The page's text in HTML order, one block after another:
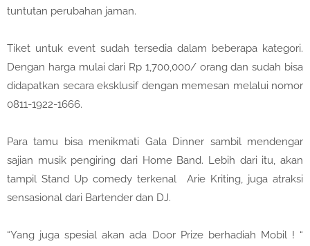
tuntutan perubahan jaman.
Tiket untuk event sudah tersedia dalam beberapa kategori.
Dengan harga mulai dari Rp 1,700,000/ orang dan sudah bisa
didapatkan secara eksklusif dengan memesan melalui nomor
0811-1922-1666.
Para tamu bisa menikmati Gala Dinner sambil mendengar
sajian musik pengiring dari Home Band. Lebih dari itu, akan
tampil Stand Up comedy terkenal Arie Kriting, juga atraksi
sensasional dari Bartender dan DJ.
“Yang juga spesial akan ada Door Prize berhadiah Mobil ! “